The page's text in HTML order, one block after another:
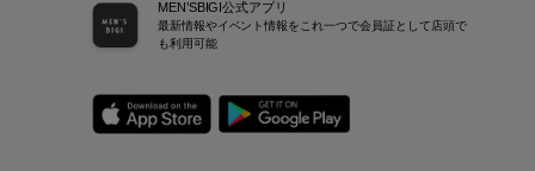
MEN’SBIGI公式アプリ
最新情報やイベント情報をこれ一つで会員証として店頭で
も利用可能